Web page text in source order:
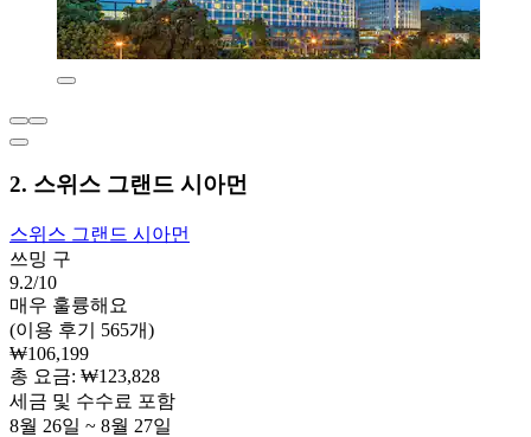
2. 스위스 그랜드 시아먼
스위스 그랜드 시아먼
쓰밍 구
9.2/10
매우 훌륭해요
(이용 후기 565개)
₩106,199
총 요금: ₩123,828
세금 및 수수료 포함
8월 26일 ~ 8월 27일